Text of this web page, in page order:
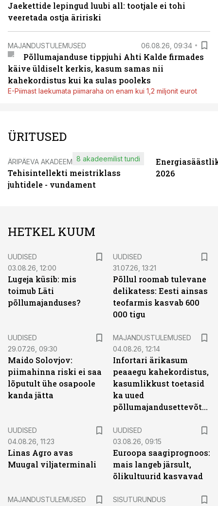
Jaekettide lepingud luubi all: tootjale ei tohi
veeretada ostja äririski
MAJANDUSTULEMUSED 06.08.26, 09:34
Põllumajanduse tippjuhi Ahti Kalde firmades
käive üldiselt kerkis, kasum samas nii
kahekordistus kui ka sulas pooleks
E-Piimast laekumata piimaraha on enam kui 1,2 miljonit eurot
ÜRITUSED
ÄRIPÄEVA AKADEEMIA
Tehisintellekti meistriklass
juhtidele - vundament
8 akadeemilist tundi
2026
HETKEL KUUM
UUDISED
03.08.26, 12:00
Lugeja küsib: mis
toimub Läti
põllumajanduses?
UUDISED
31.07.26, 13:21
Põllul roomab tulevane
delikatess: Eesti ainsas
teofarmis kasvab 600
000 tigu
UUDISED
29.07.26, 09:30
Maido Solovjov:
piimahinna riski ei saa
lõputult ühe osapoole
kanda jätta
MAJANDUSTULEMUSED
04.08.26, 12:14
Infortari ärikasum
peaaegu kahekordistus,
kasumlikkust toetasid
ka uued
põllumajandusettevõtted
UUDISED
04.08.26, 11:23
Linas Agro avas
Muugal viljaterminali
UUDISED
03.08.26, 09:15
Euroopa saagiprognoos:
mais langeb järsult,
õlikultuurid kasvavad
MAJANDUSTULEMUSED SISUTURUNDUS